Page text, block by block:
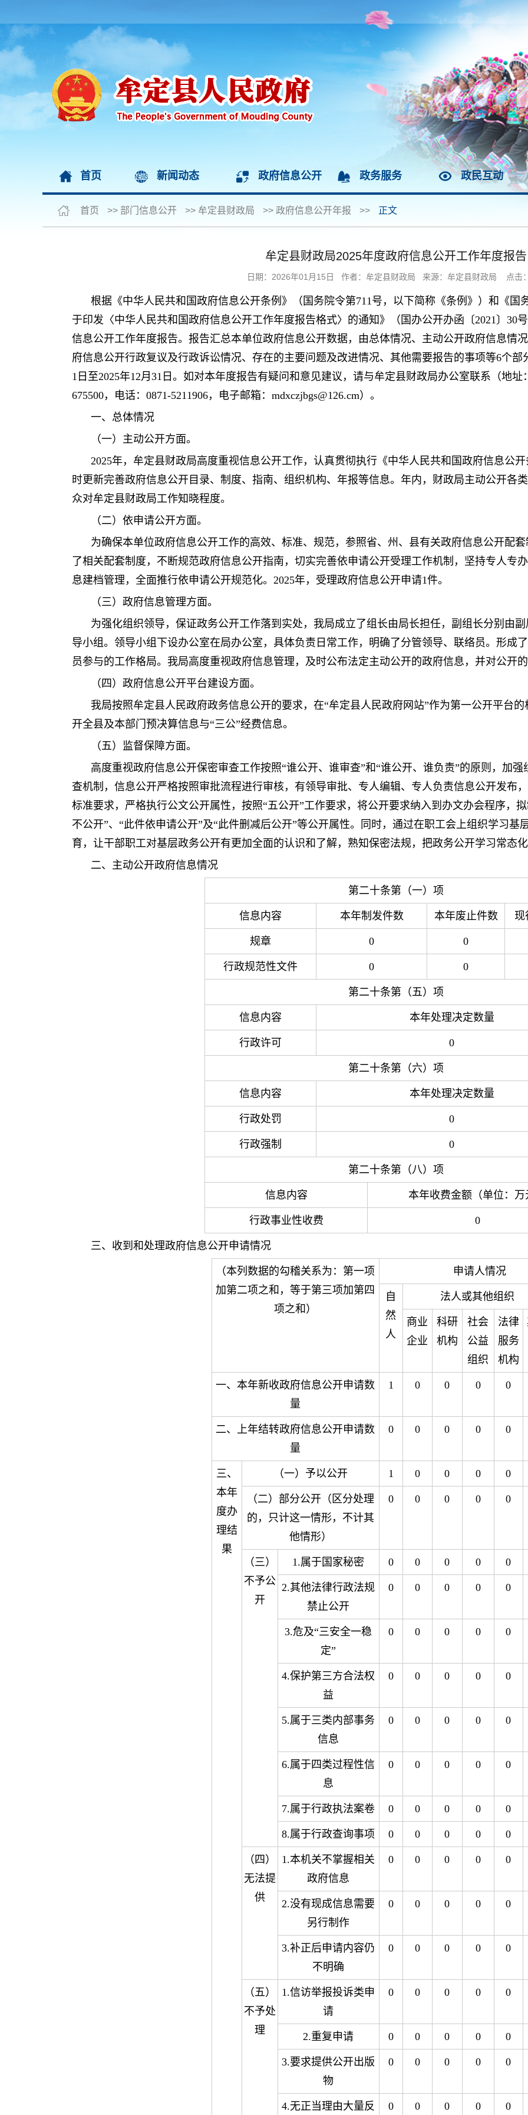
首页 新闻动态 政府信息公开 政务服务 政民互动
首页 >> 部门信息公开 >> 牟定县财政局 >> 政府信息公开年报 >> 正文
牟定县财政局2025年度政府信息公开工作年度报告
日期：2026年01月15日 作者：牟定县财政局 来源：牟定县财政局 点击
根据《中华人民共和国政府信息公开条例》（国务院令第711号，以下简称《条例》）和《国
于印发〈中华人民共和国政府信息公开工作年度报告格式〉的通知》（国办公开办函〔2021〕30
信息公开工作年度报告。报告汇总本单位政府信息公开数据，由总体情况、主动公开政府信息情
府信息公开行政复议及行政诉讼情况、存在的主要问题及改进情况、其他需要报告的事项等6个部
1日至2025年12月31日。如对本年度报告有疑问和意见建议，请与牟定县财政局办公室联系（地址
675500，电话：0871-5211906，电子邮箱：mdxczjbgs@126.cm）。
一、总体情况
（一）主动公开方面。
2025年，牟定县财政局高度重视信息公开工作，认真贯彻执行《中华人民共和国政府信息公
时更新完善政府信息公开目录、制度、指南、组织机构、年报等信息。年内，财政局主动公开各
众对牟定县财政局工作知晓程度。
（二）依申请公开方面。
为确保本单位政府信息公开工作的高效、标准、规范，参照省、州、县有关政府信息公开配
了相关配套制度，不断规范政府信息公开指南，切实完善依申请公开受理工作机制，坚持专人专
息建档管理，全面推行依申请公开规范化。2025年，受理政府信息公开申请1件。
（三）政府信息管理方面。
为强化组织领导，保证政务公开工作落到实处，我局成立了组长由局长担任，副组长分别由
导小组。领导小组下设办公室在局办公室，具体负责日常工作，明确了分管领导、联络员。形成
员参与的工作格局。我局高度重视政府信息管理，及时公布法定主动公开的政府信息，并对公开
（四）政府信息公开平台建设方面。
我局按照牟定县人民政府政务信息公开的要求，在“牟定县人民政府网站”作为第一公开平台
开全县及本部门预决算信息与“三公”经费信息。
（五）监督保障方面。
高度重视政府信息公开保密审查工作按照“谁公开、谁审查”和“谁公开、谁负责”的原则，加
查机制，信息公开严格按照审批流程进行审核，有领导审批、专人编辑、专人负责信息公开发布
标准要求，严格执行公文公开属性，按照“五公开”工作要求，将公开要求纳入到办文办会程序，
不公开”、“此件依申请公开”及“此件删减后公开”等公开属性。同时，通过在职工会上组织学习
育，让干部职工对基层政务公开有更加全面的认识和了解，熟知保密法规，把政务公开学习常态
二、主动公开政府信息情况
第二十条第（一）项
信息内容 本年制发件数 本年废止件数 现
规章 0 0
行政规范性文件 0 0
第二十条第（五）项
信息内容 本年处理决定数量
行政许可 0
第二十条第（六）项
信息内容 本年处理决定数量
行政处罚 0
行政强制 0
第二十条第（八）项
信息内容 本年收费金额（单位：万
行政事业性收费 0
三、收到和处理政府信息公开申请情况
（本列数据的勾稽关系为：第一项
加第二项之和，等于第三项加第四
项之和）
申请人情况
自
然
人
法人或其他组织
商业
企业
科研
机构
社会
公益
组织
法律
服务
机构
一、本年新收政府信息公开申请数
量
1 0 0 0 0
二、上年结转政府信息公开申请数
量
0 0 0 0 0
三、
本年
度办
理结
果
（一）予以公开 1 0 0 0 0
（二）部分公开（区分处理
的，只计这一情形，不计其
他情形）
0 0 0 0 0
（三）
不予公
开
1.属于国家秘密 0 0 0 0 0
2.其他法律行政法规
禁止公开
0 0 0 0 0
3.危及“三安全一稳
定”
0 0 0 0 0
4.保护第三方合法权
益
0 0 0 0 0
5.属于三类内部事务
信息
0 0 0 0 0
6.属于四类过程性信
息
0 0 0 0 0
7.属于行政执法案卷 0 0 0 0 0
8.属于行政查询事项 0 0 0 0 0
（四）
无法提
供
1.本机关不掌握相关
政府信息
0 0 0 0 0
2.没有现成信息需要
另行制作
0 0 0 0 0
3.补正后申请内容仍
不明确
0 0 0 0 0
（五）
不予处
理
1.信访举报投诉类申
请
0 0 0 0 0
2.重复申请 0 0 0 0 0
3.要求提供公开出版
物
0 0 0 0 0
4.无正当理由大量反 0 0 0 0 0